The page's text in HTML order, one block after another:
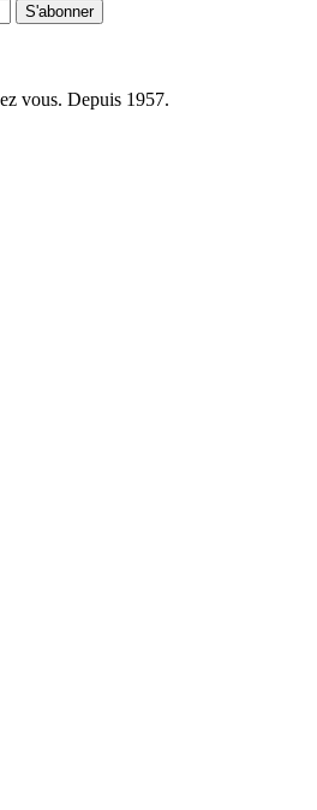
S'abonner
vous. Depuis 1957.